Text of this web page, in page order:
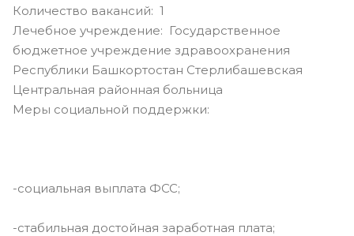
Количество вакансий: 1
Лечебное учреждение: Государственное
бюджетное учреждение здравоохранения
Республики Башкортостан Стерлибашевская
Центральная районная больница
Меры социальной поддержки:
-социальная выплата ФСС;
-стабильная достойная заработная плата;